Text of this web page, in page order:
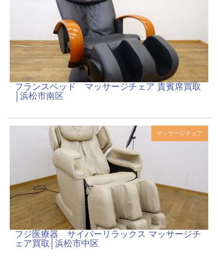
フランスベッド マッサージチェア 貴賓席買取
│浜松市南区
マッサージチェア
フジ医療器 サイバーリラックス マッサージチ
ェア買取│浜松市中区